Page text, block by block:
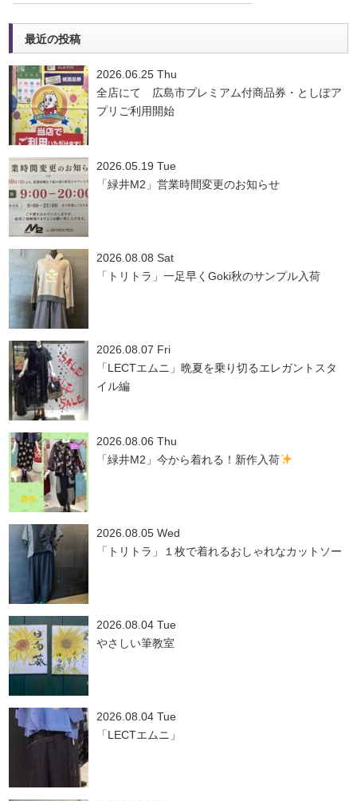
最近の投稿
2026.06.25 Thu
全店にて 広島市プレミアム付商品券・としぽア
プリご利用開始
2026.05.19 Tue
「緑井M2」営業時間変更のお知らせ
2026.08.08 Sat
「トリトラ」一足早くGoki秋のサンプル入荷
2026.08.07 Fri
「LECTエムニ」晩夏を乗り切るエレガントスタ
イル編
2026.08.06 Thu
「緑井M2」今から着れる！新作入荷
2026.08.05 Wed
「トリトラ」１枚で着れるおしゃれなカットソー
2026.08.04 Tue
やさしい筆教室
2026.08.04 Tue
「LECTエムニ」